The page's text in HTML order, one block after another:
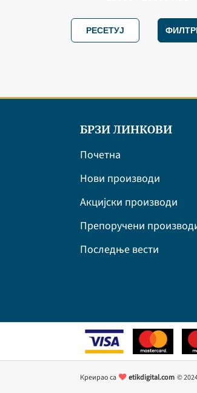
РЕСЕТУЈ
БРЗИ ЛИНКОВИ
Почетна
Нови производи
Акцијски производи
Препоручени
Последње вести
Креирао са etikdigital.com ©